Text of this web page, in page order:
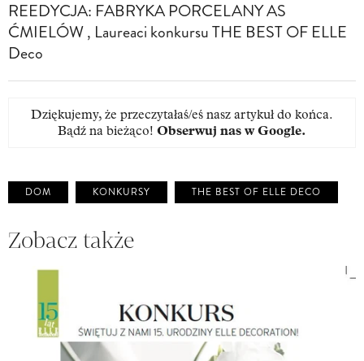
REEDYCJA: FABRYKA PORCELANY AS
ĆMIELÓW , Laureaci konkursu THE BEST OF ELLE
Deco
Dziękujemy, że przeczytałaś/eś nasz artykuł do końca.
Bądź na bieżąco! Obserwuj nas w Google.
DOM KONKURSY THE BEST OF ELLE DECO
Zobacz także